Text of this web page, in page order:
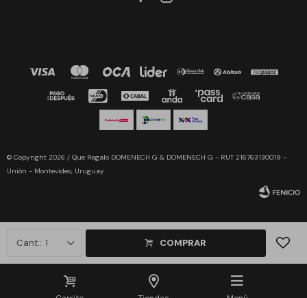
1 COMPRAR
© Copyright 2026 / Que Regalo DOMENECH G & DOMENECH G - RUT 216763130019 -
Unión - Montevideo, Uruguay